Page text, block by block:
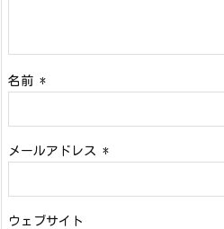
名前 *
メールアドレス *
ウェブサイト